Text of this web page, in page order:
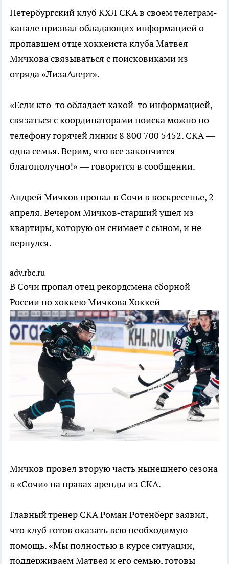
Петербургский клуб КХЛ СКА в своем телеграм-
канале призвал обладающих информацией о
пропавшем отце хоккеиста клуба Матвея
Мичкова связываться с поисковиками из
отряда «ЛизаАлерт».
«Если кто-то обладает какой-то информацией,
связаться с координаторами поиска можно по
телефону горячей линии 8 800 700 5452. СКА —
одна семья. Верим, что все закончится
благополучно!» — говорится в сообщении.
Андрей Мичков пропал в Сочи в воскресенье, 2
апреля. Вечером Мичков‑старший ушел из
квартиры, которую он снимает с сыном, и не
вернулся.
adv.rbc.ru
В Сочи пропал отец рекордсмена сборной
России по хоккею МичковаХоккей
Мичков провел вторую часть нынешнего сезона
в «Сочи» на правах аренды из СКА.
Главный тренер СКА Роман Ротенберг заявил,
что клуб готов оказать всю необходимую
помощь. «Мы полностью в курсе ситуации,
поддерживаем Матвея и его семью, готовы